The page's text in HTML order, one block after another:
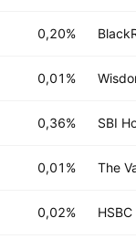
0,20%
0,01%
0,36% SBI
0,01% The
0,02%